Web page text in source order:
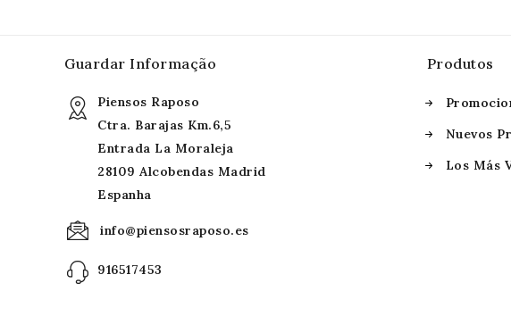
Guardar Informação
Piensos Raposo
Ctra. Barajas Km.6,5
Entrada La Moraleja
28109 Alcobendas Madrid
Espanha
info@piensosraposo.es
916517453
Produtos
Nuevos
Los Más